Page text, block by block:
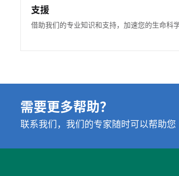
支援
借助我们的专业知识和支持，加速您的生命科学
需要更多帮助？
联系我们，我们的专家随时可以帮助您